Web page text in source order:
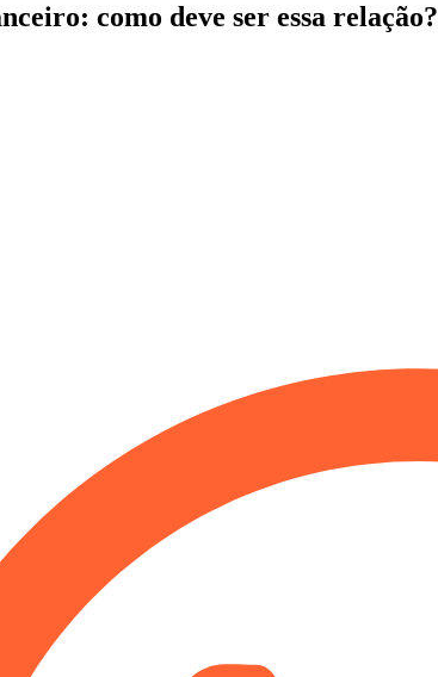
como deve ser essa relação?